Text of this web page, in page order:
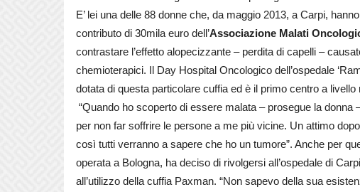
E’ lei una delle 88 donne che, da maggio 2013, a Carpi,
contributo di 30mila euro dell’Associazione Malati
contrastare l’effetto alopecizzante – perdita di capelli –
chemioterapici. Il Day Hospital Oncologico dell’ospedale
dotata di questa particolare cuffia ed è il primo centro a
“Quando ho scoperto di essere malata – prosegue la
per non far soffrire le persone a me più vicine. Un attimo
così tutti verranno a sapere che ho un tumore”. Anche per
operata a Bologna, ha deciso di rivolgersi all’ospedale di
all’utilizzo della cuffia Paxman. “Non sapevo della sua